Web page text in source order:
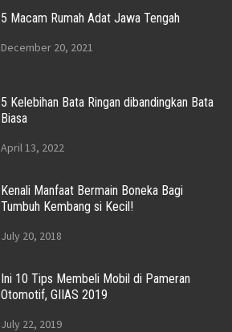
5 Macam Rumah Adat Jawa Tengah
December 20, 2021
5 Kelebihan Bata Ringan dibandingkan Bata
Biasa
April 13, 2022
Kenali Manfaat Bermain Boneka Bagi
Tumbuh Kembang si Kecil!
July 20, 2018
Ini 10 Tips Membeli Mobil di Pameran
Otomotif, GIIAS 2019
July 22, 2019